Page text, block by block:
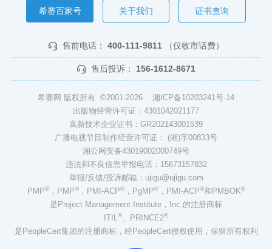
希赛百家号 关于我们 证书查询
售前电话： 400-111-9811 （仅收市话费）
售后投诉： 156-1612-8671
希赛网 版权所有 ©2001-2026 湘ICP备10203241号-14
出版物经营许可证：4301042021177
高新技术企业证书：GR202143001539
广播电视节目制作经营许可证： (湘)字00833号
湘公网安备43019002000749号
违法和不良信息举报电话：15673157832
举报/反馈/投诉邮箱：ujigu@ujigu.com
PMP®，PMP®，PMI-ACP®，PgMP®，PMI-ACP®和PMBOK®
是Project Management Institute，Inc.的注册商标
ITIL®、PRINCE2®
是PeopleCert集团的注册商标，经PeopleCert授权使用，保留所有权利